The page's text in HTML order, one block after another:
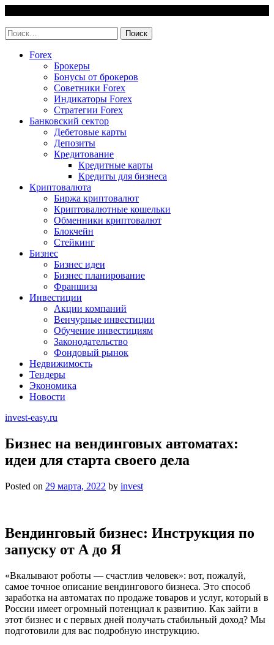
content
Найти:
Forex
Брокеры
Бонусы от брокеров
Советники Forex
Индикаторы Forex
Стратегии Forex
Банковский сектор
Дебетовые карты
Депозиты
Кредитование
Кредитные карты
Кредиты для бизнеса
Криптовалюта
Биржа криптовалют
Криптовалютные кошельки
Обменники криптовалют
Блокчейн
Стейкинг
Бизнес
Бизнес идеи
Бизнес планирование
Франшиза
Инвестиции
Акции компаний
Венчурные инвестиции
Обучение инвестициям
Законодательство
Фондовый рынок
Недвижимость
Тендеры
Экономика
Новости
invest-easy.ru
Бизнес на вендинговых автоматах:
идеи для старта своего дела
Posted on 29 марта, 2022 by invest
Вендинговый бизнес: Инструкция по
запуску от А до Я
«Вкалывают роботы — счастлив человек»: вот, пожалуй,
самое точное описание вендингового бизнеса. Это способ
заработка на автоматах по продаже товаров и услуг, который в
России имеет огромный потенциал к развитию. Как зайти в
этот бизнес и с первых дней получать стабильный доход? Мы
подготовили для вас подробную инструкцию.